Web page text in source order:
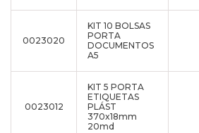
0023020
KIT 10 BOLSAS
PORTA
DOCUMENTOS
A5
0023012
KIT 5 PORTA
ETIQUETAS
PLÁST
370x18mm
20md